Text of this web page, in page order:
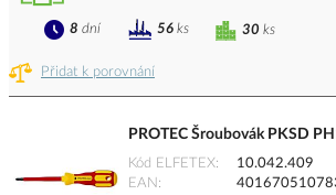
Přidat k porovnání
30 ks
8 dní 56 ks
PROTEC Šroubovák PKSD
Kód ELFETEX
10.042.409
EAN